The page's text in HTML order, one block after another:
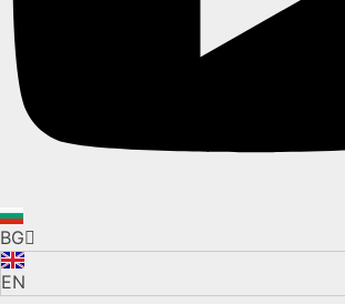
BG
EN